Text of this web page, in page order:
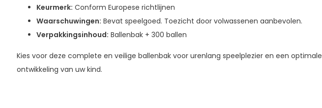
Keurmerk: Conform Europese richtlijnen
Waarschuwingen: Bevat speelgoed. Toezicht door volwassenen aanbevolen.
Verpakkingsinhoud: Ballenbak + 300 ballen
Kies voor deze complete en veilige ballenbak voor urenlang speelplezier en een optimale
ontwikkeling van uw kind.